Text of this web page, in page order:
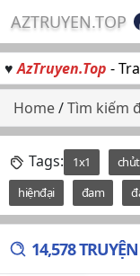
AZTRUYEN.TOP
♥AzTruyen.Top -
Home/Tìm kiếm
Tags: 1x1
hiệnđại
đam
14,578 TRUYỆN